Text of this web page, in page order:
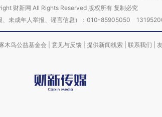
财新网 All Rights Reserved 版权所有 复制必究
、未成年人举报、谣言信息）：010-85905050
木鸟公益基金会 意见与反馈 提供新闻线索 联系我们